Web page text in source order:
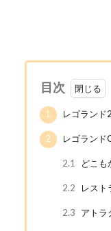
目次
1 レゴラン
2 レゴランド
2.1 どこも
2.2 レスト
2.3 アトラ